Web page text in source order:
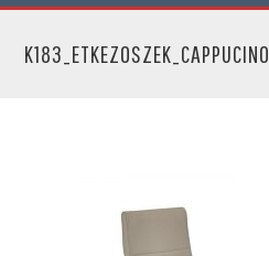
K183_ETKEZOSZEK_CAPPUCINO